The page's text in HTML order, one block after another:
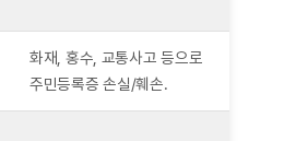
화재, 홍수, 교통사고 등으로
주민등록증 손실/훼손.